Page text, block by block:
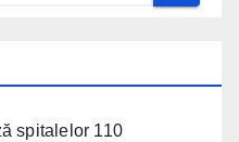
spitalelor 110